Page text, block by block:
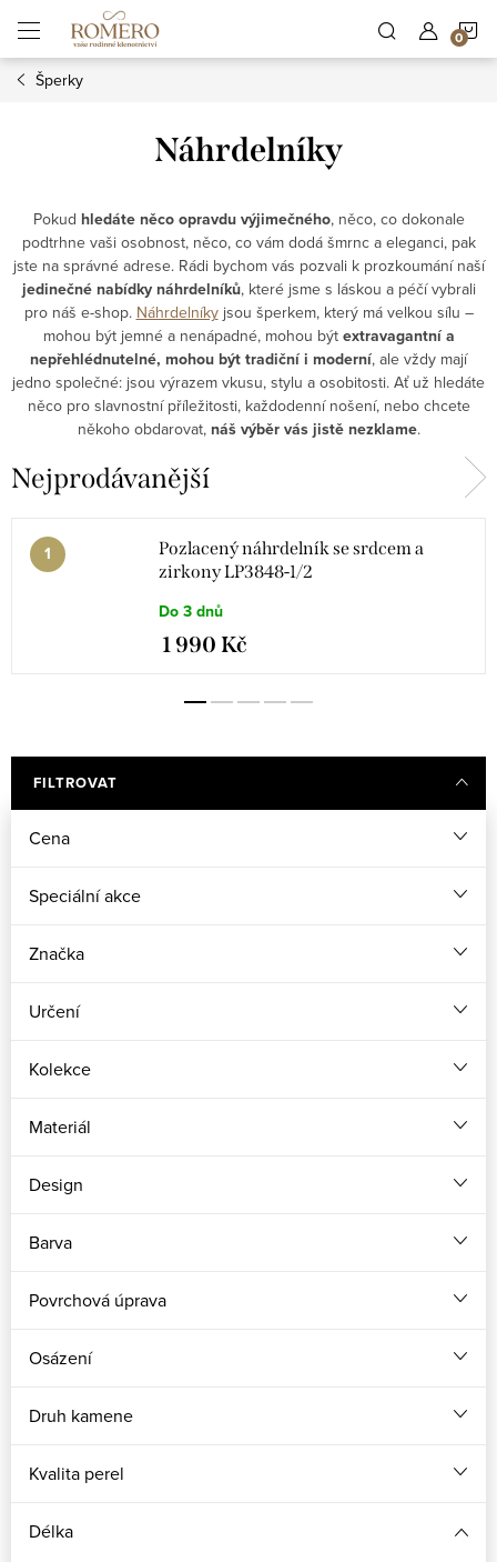
obsah
Šperky
Náhrdelníky
Pokud hledáte něco opravdu výjimečného, něco, co dokonale
podtrhne vaši osobnost, něco, co vám dodá šmrnc a eleganci, pak
jste na správné adrese. Rádi bychom vás pozvali k prozkoumání naší
jedinečné nabídky náhrdelníků, které jsme s láskou a péčí vybrali
pro náš e-shop. Náhrdelníkyjsou šperkem, který má velkou sílu –
mohou být jemné a nenápadné, mohou být extravagantní a
nepřehlédnutelné, mohou být tradiční i moderní, ale vždy mají
jedno společné: jsou výrazem vkusu, stylu a osobitosti. Ať už hledáte
něco pro slavnostní příležitosti, každodenní nošení, nebo chcete
někoho obdarovat, náš výběr vás jistě nezklame.
Nejprodávanější
Pozlacený náhrdelník se srdcem a
zirkony LP3848-1/2
Do 3 dnů
1 990 Kč
FILTROVAT
Cena
Speciální akce
Značka
Určení
Kolekce
Materiál
Design
Barva
Povrchová úprava
Osázení
Druh kamene
Kvalita perel
Délka